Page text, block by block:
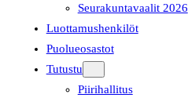
Seurakuntavaalit 2026
Luottamushenkilöt
Puolueosastot
Tutustu
Piirihallitus